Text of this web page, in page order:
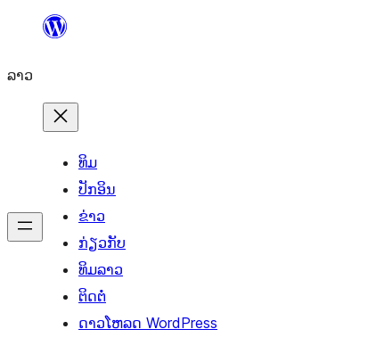
ທີ່
ເນື້ອຫາ
ລາວ
ທິມ
ປັກອິນ
ຂ່າວ
ກ່ຽວກັບ
ທິມລາວ
ຕິດຕໍ່
ດາວໂຫລດ WordPress